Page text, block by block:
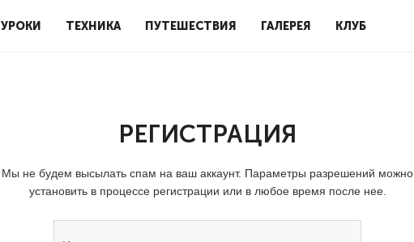
УРОКИ ТЕХНИКА ПУТЕШЕСТВИЯ ГАЛЕРЕЯ КЛУБ
РЕГИСТРАЦИЯ
Мы не будем высылать спам на ваш аккаунт. Параметры разрешений можно
установить в процессе регистрации или в любое время после нее.